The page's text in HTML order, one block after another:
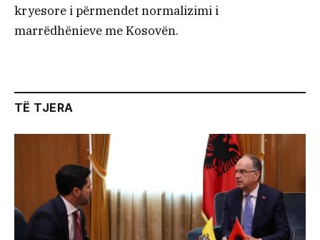
kryesore i përmendet normalizimi i
marrëdhënieve me Kosovën.
TË TJERA